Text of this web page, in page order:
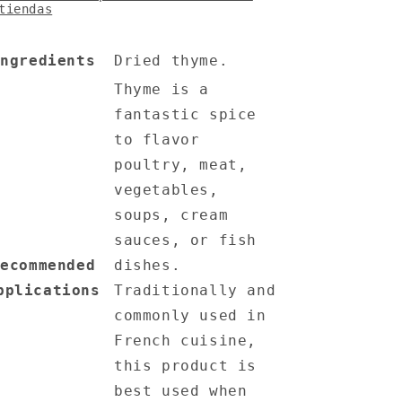
Dried thyme.
Thyme is a
fantastic spice
to flavor
poultry, meat,
vegetables,
soups, cream
sauces, or fish
dishes.
Traditionally and
commonly used in
French cuisine,
this product is
best used when